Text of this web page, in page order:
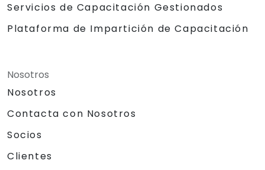
Servicios de Capacitación Gestionados
Plataforma de Impartición de Capacitación
Nosotros
Nosotros
Contacta con Nosotros
Socios
Clientes